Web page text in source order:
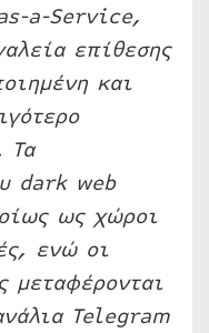
a-Service,
επίθεσης
και
Τα
dark web
ως χώροι
ενώ οι
μεταφέρονται
Telegram